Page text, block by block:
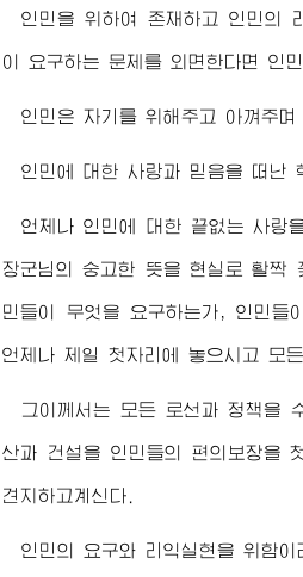
인민을 위하여 존재하고 인민의
이 요구하는 문제를 외면한다면 인
인민은 자기를 위해주고 아껴주
인민에 대한 사랑과 믿음을 떠난
언제나 인민에 대한 끝없는 사랑
장군님 의 숭고한 뜻을 현실로 활짝
민들이 무엇을 요구하는가, 인민들
언제나 제일 첫자리에 놓으시고 모
그이께서는 모든 로선과 정책을
산과 건설을 인민들의 편의보장을
견지하고계신다.
인민의 요구와 리익실현을 위함